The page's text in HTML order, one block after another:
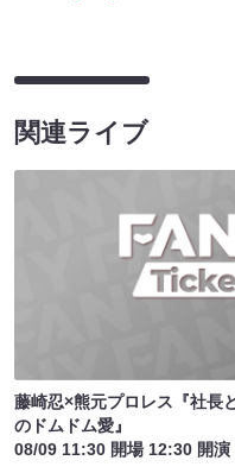
関連ライブ
藤崎忍×熊元プロレス『社長
のドムドム愛』
08/09 11:30 開場 12:30 開演